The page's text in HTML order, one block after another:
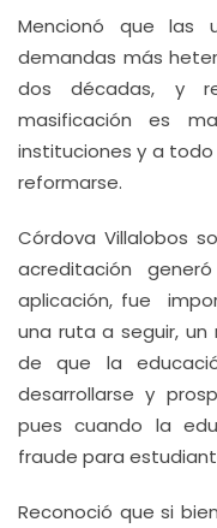
Mencionó que las
demandas más
dos décadas, y
masificación es
instituciones y a
reformarse.
Córdova Villalobos
acreditación
aplicación, fue
una ruta a seguir,
de que la
desarrollarse y
pues cuando la
fraude para
Reconoció que si